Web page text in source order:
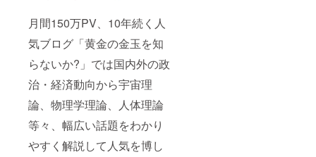
月間150万PV、10年続く人
気ブログ「黄金の金玉を知
らないか?」では国内外の政
治・経済動向から宇宙理
論、物理学理論、人体理論
等々、幅広い話題をわかり
やすく解説して人気を博し